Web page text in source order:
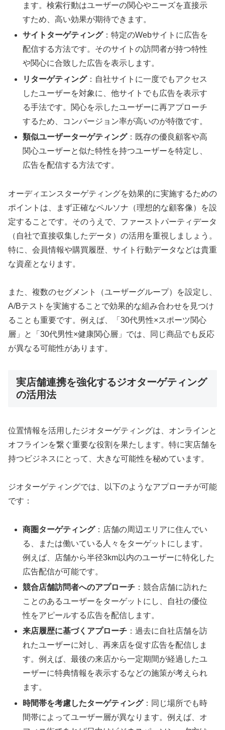
ます。検索行動はユーザーの関心やニーズを直接示
すため、高い効果が期待できます。
サイトターゲティング：特定のWebサイトに広告を
配信する方法です。そのサイトの訪問者が持つ特性
や関心に合致した広告を表示します。
リターゲティング：自社サイトに一度でもアクセス
したユーザーを対象に、他サイトでも広告を表示す
る手法です。関心を示したユーザーに再アプローチ
するため、コンバージョン率が高いのが特徴です。
類似ユーザーターゲティング：既存の優良顧客や高
関心ユーザーと似た特性を持つユーザーを特定し、
広告を配信する方法です。
オーディエンスターゲティングを効果的に実施するための
ポイントは、まず正確なペルソナ（理想的な顧客像）を設
定することです。そのうえで、ファーストパーティデータ
（自社で直接収集したデータ）の活用を重視しましょう。
特に、会員情報や購買履歴、サイト行動データなどは貴重
な資産となります。
また、複数のセグメント（ユーザーグループ）を設定し、
A/Bテストを実施することで効果的な組み合わせを見つけ
ることも重要です。例えば、「30代男性×スポーツ関心
層」と「30代男性×健康関心層」では、同じ商品でも反応
が異なる可能性があります。
実店舗連携を強化するジオターゲティング
の活用法
位置情報を活用したジオターゲティングは、オンラインと
オフラインを繋ぐ重要な役割を果たします。特に実店舗を
持つビジネスにとって、大きな可能性を秘めています。
ジオターゲティングでは、以下のようなアプローチが可能
です：
商圏ターゲティング：店舗の周辺エリアに住んでい
る、または働いている人々をターゲットにします。
例えば、店舗から半径3km以内のユーザーに特化した
広告配信が可能です。
競合店舗訪問者へのアプローチ ：競合店舗に訪れた
ことのあるユーザーをターゲットにし、自社の優位
性をアピールする広告を配信します。
来店履歴に基づくアプローチ ：過去に自社店舗を訪
れたユーザーに対し、再来店を促す広告を配信しま
す。例えば、最後の来店から一定期間が経過したユ
ーザーに特典情報を表示するなどの施策が考えられ
ます。
時間帯を考慮したターゲティング：同じ場所でも時
間帯によってユーザー層が異なります。例えば、オ